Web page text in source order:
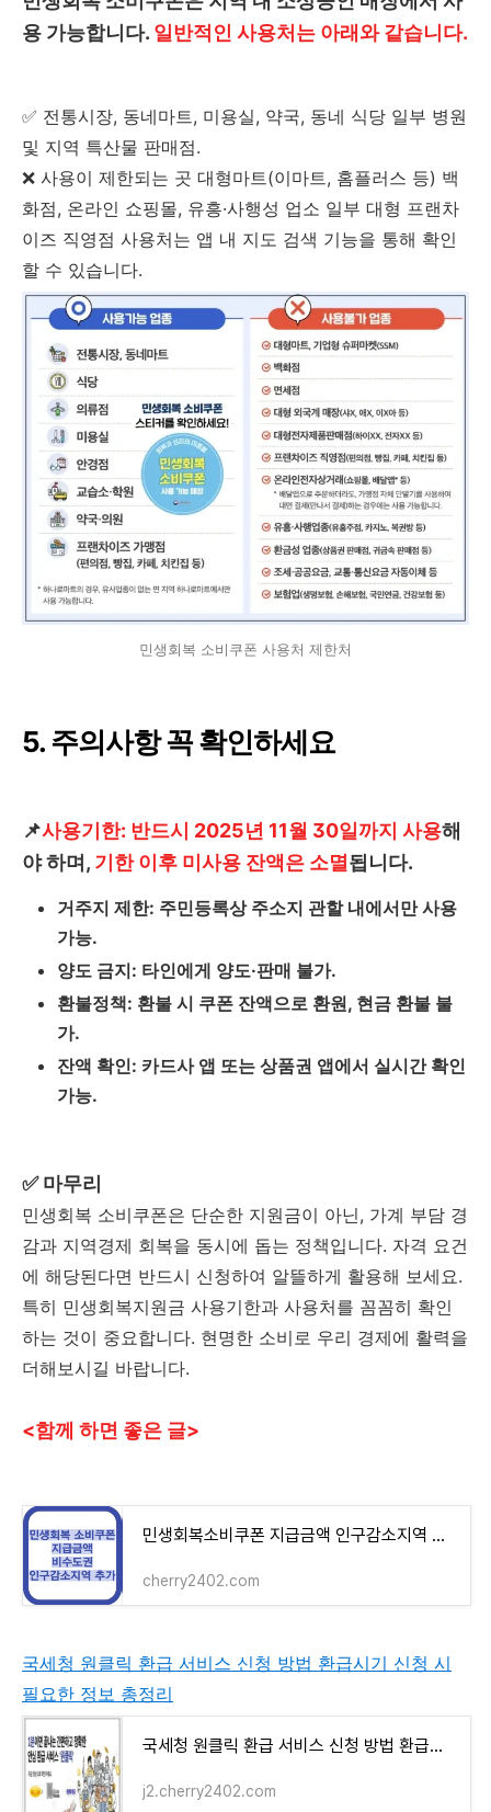
용 가능합니다. 일반적인 사용처는 아래와 같습니다.
✅ 전통시장, 동네마트, 미용실, 약국, 동네 식당 일부 병원
및 지역 특산물 판매점.
❌ 사용이 제한되는 곳 대형마트(이마트, 홈플러스 등) 백
화점, 온라인 쇼핑몰, 유흥·사행성 업소 일부 대형 프랜차
이즈 직영점 사용처는 앱 내 지도 검색 기능을 통해 확인
할 수 있습니다.
민생회복 소비쿠폰 사용처 제한처
5. 주의사항 꼭 확인하세요
📌사용기한: 반드시 2025년 11월 30일까지 사용해
야 하며, 기한 이후 미사용 잔액은 소멸됩니다.
거주지 제한: 주민등록상 주소지 관할 내에서만 사용
가능.
양도 금지: 타인에게 양도·판매 불가.
환불정책: 환불 시 쿠폰 잔액으로 환원, 현금 환불 불
가.
잔액 확인: 카드사 앱 또는 상품권 앱에서 실시간 확인
가능.
✅ 마무리
민생회복 소비쿠폰은 단순한 지원금이 아닌, 가계 부담 경
감과 지역경제 회복을 동시에 돕는 정책입니다. 자격 요건
에 해당된다면 반드시 신청하여 알뜰하게 활용해 보세요.
특히 민생회복지원금 사용기한과 사용처를 꼼꼼히 확인
하는 것이 중요합니다. 현명한 소비로 우리 경제에 활력을
더해보시길 바랍니다.
<함께 하면 좋은 글>
민생회복소비쿠폰 지급금액 인구감소지역 추가 5만원
cherry2402.com
국세청 원클릭 환급 서비스 신청 방법 환급시기 신청 시
필요한 정보 총정리
국세청 원클릭 환급 서비스 신청 방법 환급시기 신청시 필요한 정보 총정리
j2.cherry2402.com